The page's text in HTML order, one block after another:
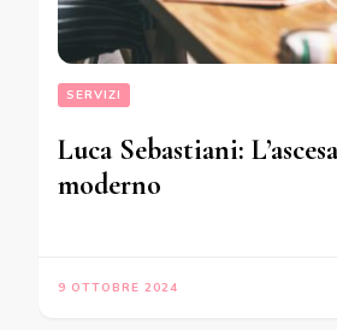
SERVIZI
Luca Sebastiani:
moderno
9 OTTOBRE 2024